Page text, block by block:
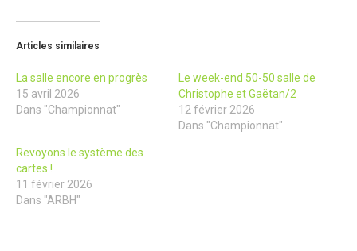
Articles similaires
La salle encore en progrès
15 avril 2026
Dans "Championnat"
Le week-end 50-50 salle de
Christophe et Gaëtan/2
12 février 2026
Dans "Championnat"
Revoyons le système des
cartes !
11 février 2026
Dans "ARBH"